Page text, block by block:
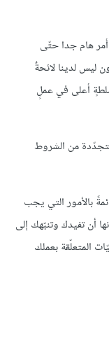
أمر هام جدا حتّى
ليس لدينا لائحةٌ
سلطةٍ أعلى في عملٍ
من الشروط
بالأمور التي يجب
أن تفيدك وتنبّهك إلى
المتعلّقة بعملك